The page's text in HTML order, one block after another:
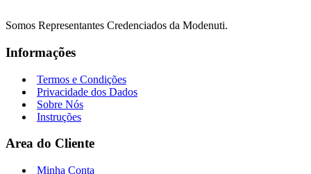
Somos Representantes Credenciados da Modenuti.
Informações
Termos e Condições
Privacidade dos Dados
Sobre Nós
Instruções
Area do Cliente
Minha Conta